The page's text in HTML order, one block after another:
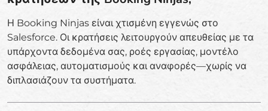
Η Booking Ninjas είναι χτισμένη εγγενώς στο
Salesforce. Οι κρατήσεις λειτουργούν απευθείας με τα
υπάρχοντα δεδομένα σας, ροές εργασίας, μοντέλο
ασφάλειας, αυτοματισμούς και αναφορές—χωρίς να
διπλασιάζουν τα συστήματα.